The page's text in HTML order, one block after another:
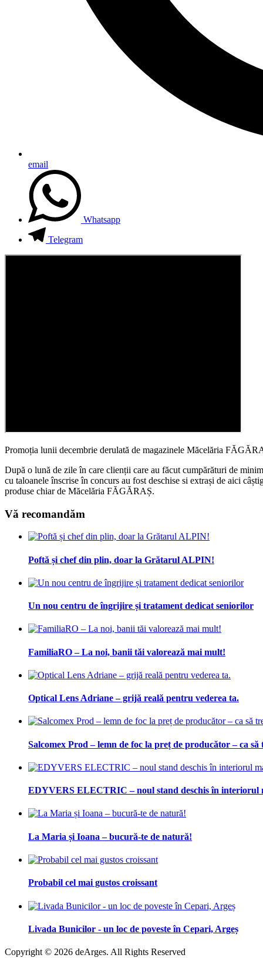
email
Whatsapp
Telegram
Promoția lunii decembrie derulată de magazinele Măcelăria
După o lună de zile în care clienții care au făcut cumpărături de
cu taloanele înscrise în concurs au fost deschise si extrași de aici
produse chiar de Măcelăria FĂGĂRAȘ.
Vă recomandăm
Poftă și chef din plin, doar la Grătarul ALPIN!
Un nou centru de îngrijire și tratament dedicat seniorilor
FamiliaRO – La noi, banii tăi valorează mai mult!
Optical Lens Adriane – grijă reală pentru vederea ta.
Salcomex Prod – lemn de foc la preț de producător – ca să
EDYVERS ELECTRIC – noul stand deschis în interiorul
La Maria și Ioana – bucură-te de natură!
Probabil cel mai gustos croissant
Livada Bunicilor - un loc de poveste în Cepari, Argeș
Copyright © 2026 deArges. All Rights Reserved